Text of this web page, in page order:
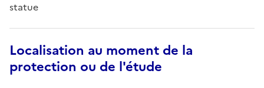
statue
Localisation au moment de la
protection ou de l'étude